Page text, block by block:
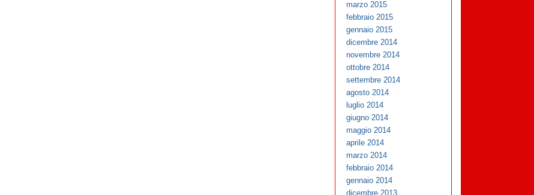
marzo 2015
febbraio 2015
gennaio 2015
dicembre 2014
novembre 2014
ottobre 2014
settembre 2014
agosto 2014
luglio 2014
giugno 2014
maggio 2014
aprile 2014
marzo 2014
febbraio 2014
gennaio 2014
dicembre 2013